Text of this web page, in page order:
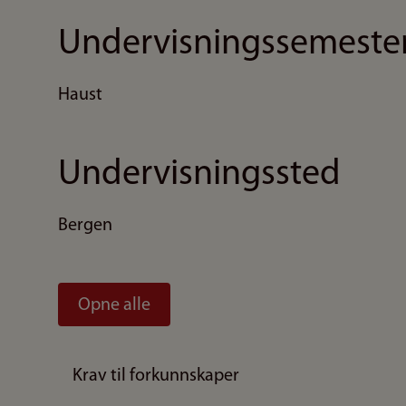
Haust
Undervisningssted
Bergen
Opne alle
Krav til forkunnskaper